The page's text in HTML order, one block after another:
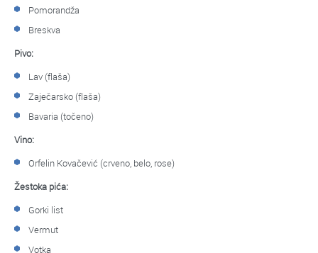
Pomorandža
Breskva
Pivo:
Lav (flaša)
Zaječarsko (flaša)
Bavaria (točeno)
Vino:
Orfelin Kovačević (crveno, belo, rose)
Žestoka pića:
Gorki list
Vermut
Votka